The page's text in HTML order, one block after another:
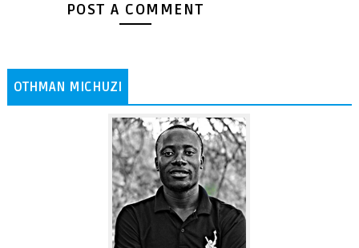
POST A COMMENT
OTHMAN MICHUZI